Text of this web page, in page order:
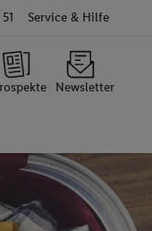
Service & Hilfe
Newsletter